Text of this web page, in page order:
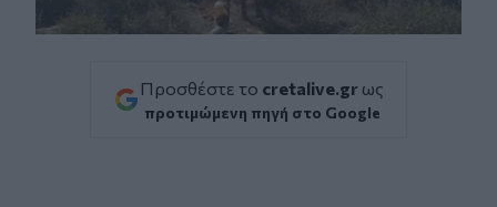
Προσθέστε το cretalive.gr ως
προτιμώμενη πηγή στο Google